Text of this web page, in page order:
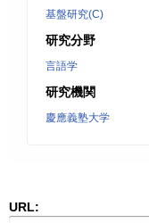
基盤研究(C)
研究分野
言語学
研究機関
慶應義塾大学
URL: